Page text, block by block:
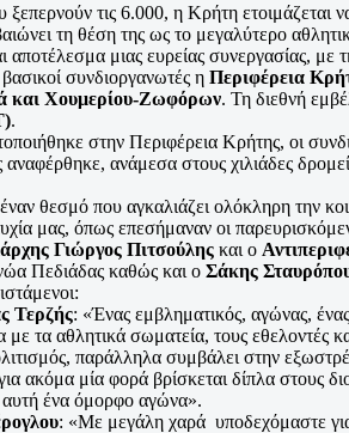
τις 6.000, η Κρήτη
τη θέση της ως το μεγαλύτερο
αποτέλεσμα μιας ευρείας συνεργασίας,
συνδιοργανωτές η Περιφέρεια
και Χουμερίου-Ζωφόρων. Τη διεθνή
.
στην Περιφέρεια Κρήτης, οι
αναφέρθηκε, ανάμεσα στους χιλιάδες
θεσμό που αγκαλιάζει ολόκληρη την
μας, όπως επεσήμαναν οι
Γιώργος Πιτσούλης και ο
Πεδιάδας καθώς και ο Σάκης
Τερζής: «Ένας εμβληματικός, αγώνας,
τα αθλητικά σωματεία, τους εθελοντές
παράλληλα συμβάλει στην
ακόμα μία φορά βρίσκεται δίπλα στους
αυτή ένα όμορφο αγώνα».
: «Με μεγάλη χαρά υποδεχόμαστε